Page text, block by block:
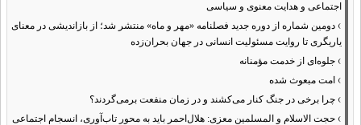
اجتماعی و هدایت معنوی و سیاسی
› دومین شماره از دوره جدید فصلنامه «مهر و ماه» منتشر شد؛ از بازاندیشی در معنای
یاریگری تا روایت مسئولیت انسانی در جهان بحران‌زده
› جلوه‌ای از خدمت مؤمنانه
› امت مبعوث شده
› چرا برخی در جنگ کنار می‌کشند و در زمان منفعت برمی‌گردند؟
› حجت الاسلام و المسلمین معزی: هلال‌احمر باید به محور تاب‌آوری، انسجام اجتماعی